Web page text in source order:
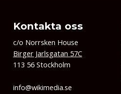
Kontakta oss
c/o Norrsken House
Birger Jarlsgatan 57C
113 56 Stockholm
info@wikimedia.se